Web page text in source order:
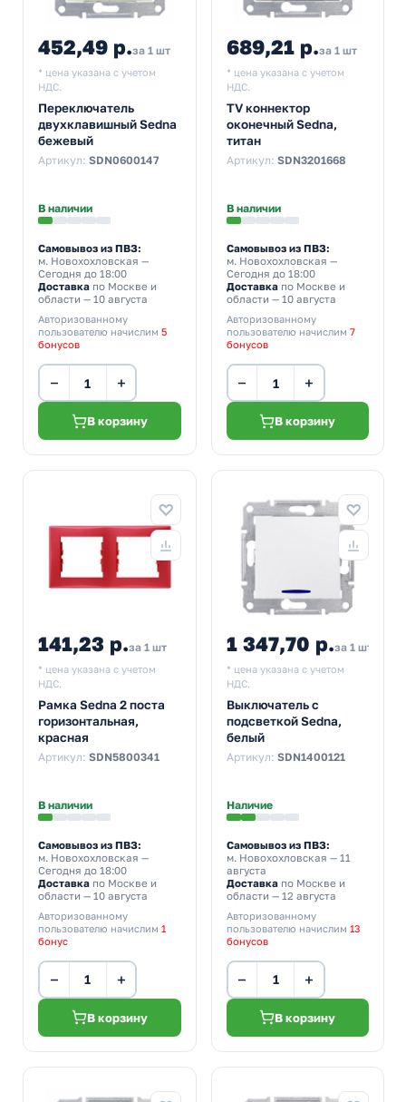
452,49 р.за 1 шт
* цена указана с учетом
НДС.
Переключатель
двухклавишный Sedna
бежевый
Артикул: SDN0600147
В наличии
Самовывоз из ПВЗ:
м. Новохохловская —
Сегодня до 18:00
Доставка по Москве и
области — 10 августа
Авторизованному
пользователю начислим 5
бонусов
− +
В корзину
689,21 р.за 1 шт
* цена указана с учетом
НДС.
TV коннектор
оконечный Sedna,
титан
Артикул: SDN3201668
В наличии
Самовывоз из ПВЗ:
м. Новохохловская —
Сегодня до 18:00
Доставкапо Москве и
области — 10 августа
Авторизованному
пользователю начислим 7
бонусов
− +
В корзину
141,23 р.за 1 шт
* цена указана с учетом
НДС.
Рамка Sedna 2 поста
горизонтальная,
красная
Артикул: SDN5800341
В наличии
Самовывоз из ПВЗ:
м. Новохохловская —
Сегодня до 18:00
Доставка по Москве и
области — 10 августа
Авторизованному
пользователю начислим 1
бонус
− +
В корзину
1 347,70 р.за 1 шт
* цена указана с учетом
НДС.
Выключатель с
подсветкой Sedna,
белый
Артикул: SDN1400121
Наличие
Самовывоз из ПВЗ:
м. Новохохловская — 11
августа
Доставкапо Москве и
области — 12 августа
Авторизованному
пользователю начислим 13
бонусов
− +
В корзину